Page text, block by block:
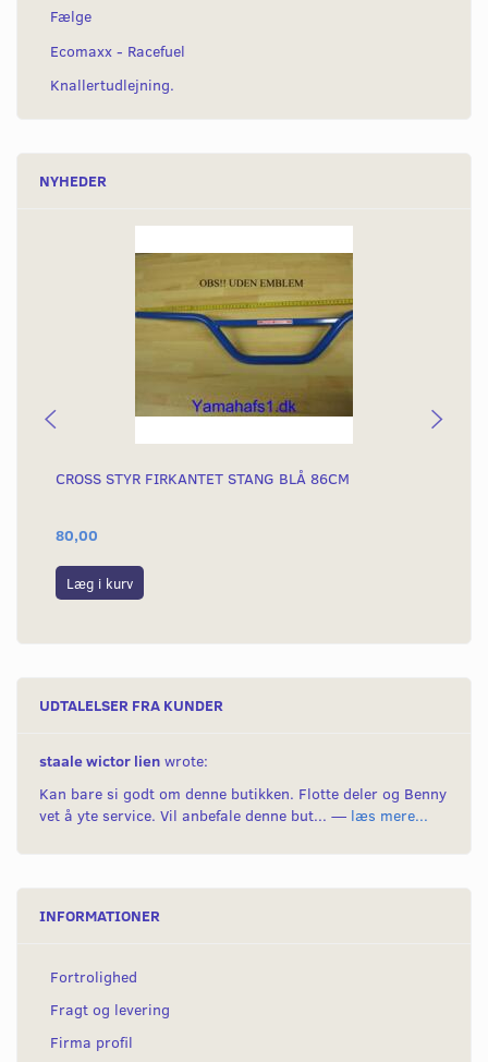
Fælge
Ecomaxx - Racefuel
Knallertudlejning.
NYHEDER
CROSS STYR FIRKANTET STANG BLÅ 86CM
80,00
Læg i kurv
UDTALELSER FRA KUNDER
staale wictor lien wrote:
Kan bare si godt om denne butikken. Flotte deler og Benny
vet å yte service. Vil anbefale denne but... — læs mere...
INFORMATIONER
Fortrolighed
Fragt og levering
Firma profil